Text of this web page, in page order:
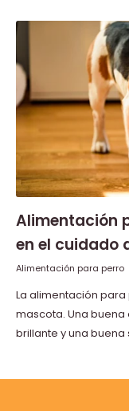
Alimentación
en el cuidado
Alimentación para perro
La alimentación
mascota. Una
brillante y una buena